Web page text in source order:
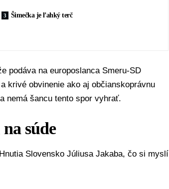
Šimečka je ľahký terč
podáva na europoslancaSmeru-SD
krivé obvinenie ako aj občianskoprávnu
nemá šancu tento spor vyhrať.
súde
Slovensko Júliusa Jakaba, čo si myslí